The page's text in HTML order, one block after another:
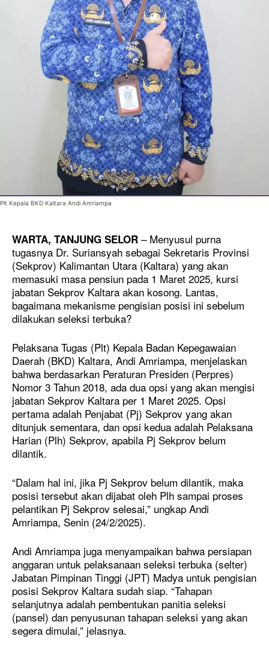
Plt Kepala BKD Kaltara Andi Amriampa
WARTA, TANJUNG SELOR – Menyusul purna
tugasnya Dr. Suriansyah sebagai Sekretaris Provinsi
(Sekprov) Kalimantan Utara (Kaltara) yang akan
memasuki masa pensiun pada 1 Maret 2025, kursi
jabatan Sekprov Kaltara akan kosong. Lantas,
bagaimana mekanisme pengisian posisi ini sebelum
dilakukan seleksi terbuka?
Pelaksana Tugas (Plt) Kepala Badan Kepegawaian
Daerah (BKD) Kaltara, Andi Amriampa, menjelaskan
bahwa berdasarkan Peraturan Presiden (Perpres)
Nomor 3 Tahun 2018, ada dua opsi yang akan mengisi
jabatan Sekprov Kaltara per 1 Maret 2025. Opsi
pertama adalah Penjabat (Pj) Sekprov yang akan
ditunjuk sementara, dan opsi kedua adalah Pelaksana
Harian (Plh) Sekprov, apabila Pj Sekprov belum
dilantik.
“Dalam hal ini, jika Pj Sekprov belum dilantik, maka
posisi tersebut akan dijabat oleh Plh sampai proses
pelantikan Pj Sekprov selesai,” ungkap Andi
Amriampa, Senin (24/2/2025).
Andi Amriampa juga menyampaikan bahwa persiapan
anggaran untuk pelaksanaan seleksi terbuka (selter)
Jabatan Pimpinan Tinggi (JPT) Madya untuk pengisian
posisi Sekprov Kaltara sudah siap. “Tahapan
selanjutnya adalah pembentukan panitia seleksi
(pansel) dan penyusunan tahapan seleksi yang akan
segera dimulai,” jelasnya.